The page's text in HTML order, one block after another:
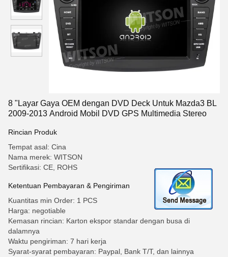
8 "Layar Gaya OEM dengan DVD Deck Untuk Mazda3 BL
2009-2013 Android Mobil DVD GPS Multimedia Stereo
Rincian Produk
Tempat asal: Cina
Nama merek: WITSON
Sertifikasi: CE, ROHS
Ketentuan Pembayaran & Pengiriman
Kuantitas min Order: 1 PCS
Harga: negotiable
Kemasan rincian: Karton ekspor standar dengan busa di
dalamnya
Waktu pengiriman: 7 hari kerja
Syarat-syarat pembayaran: Paypal, Bank T/T, dan lainnya